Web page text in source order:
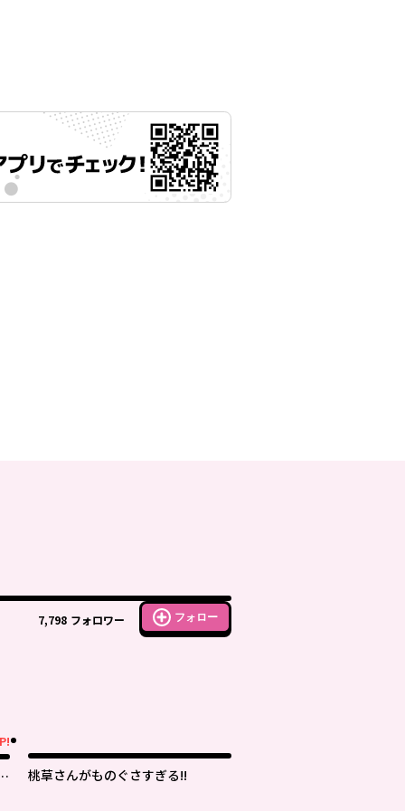
7,798 フォロワー フォロー
桃草さんがものぐさすぎる!!